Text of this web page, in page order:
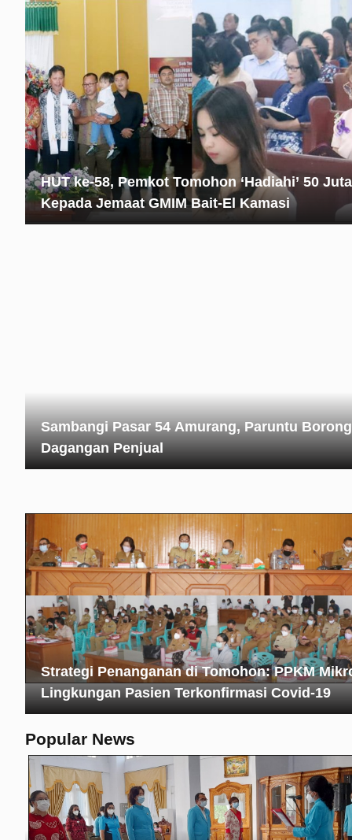
Popular News
HUT ke-58, Pemkot Tomohon ‘Hadiahi’ 50 Juta
Kepada Jemaat GMIM Bait-El Kamasi
Sambangi Pasar 54 Amurang, Paruntu Borong
Dagangan Penjual
Strategi Penanganan di Tomohon: PPKM
Lingkungan Pasien Terkonfirmasi Covid-19